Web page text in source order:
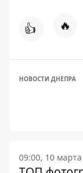
👍 🔥
НОВОСТИ ДНЕПРА
09:00, 10